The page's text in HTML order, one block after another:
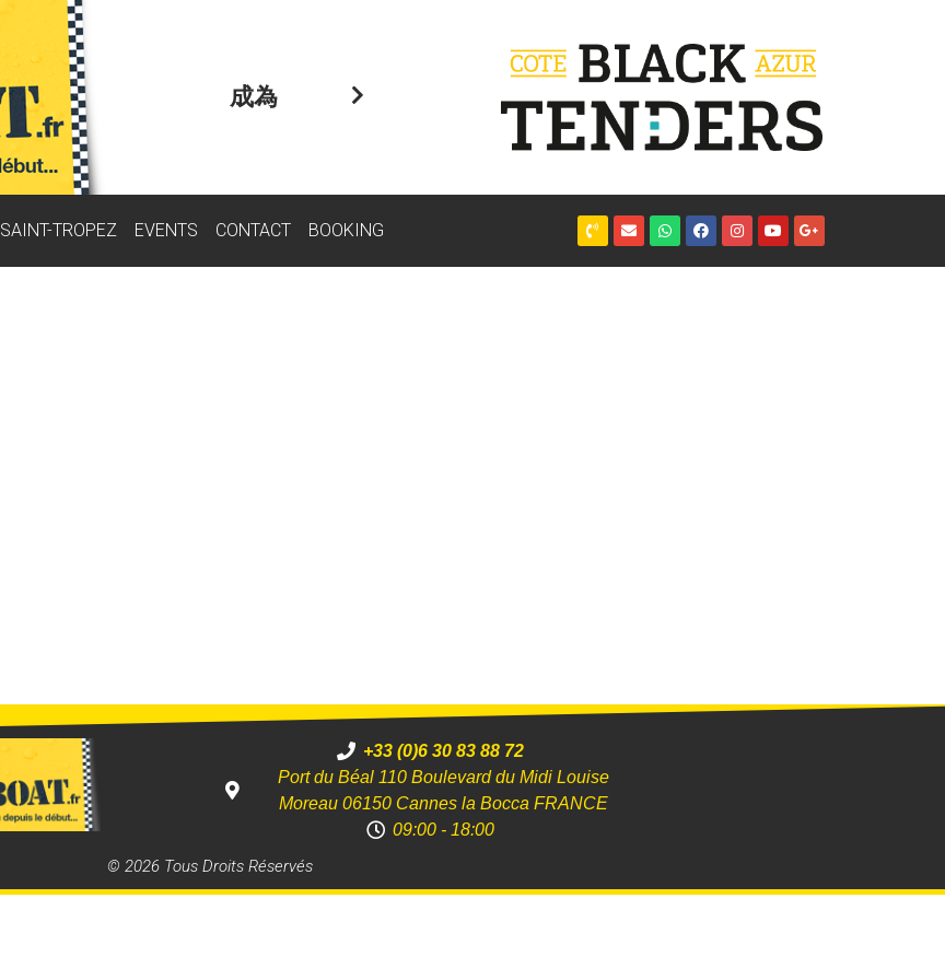
成為
SAINT-TROPEZ EVENTS CONTACT BOOKING
+33 (0)6 30 83 88 72
Port du Béal 110 Boulevard du Midi Louise
Moreau 06150 Cannes la Bocca FRANCE
09:00 - 18:00
© 2026 Tous Droits Réservés